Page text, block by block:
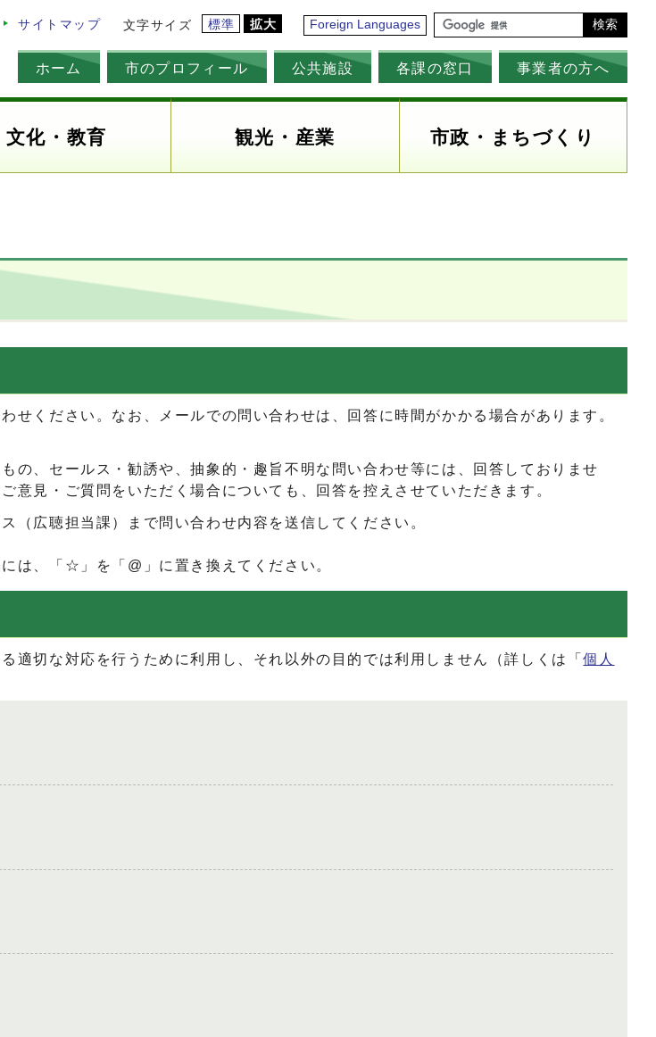
サイトマップ 文字サイズ 標準 拡大 Foreign Languages 検索
ホーム 市のプロフィール 公共施設 各課の窓口 事業者の方へ
文化・教育 観光・産業 市政・まちづくり
ください。なお、メールでの問い合わせは、回答に時間がかかる場合があります。
の、セールス・勧誘や、抽象的・趣旨不明な問い合わせ等には、回答しておりませ
見・ご質問をいただく場合についても、回答を控えさせていただきます。
（広聴担当課）まで問い合わせ内容を送信してください。
は、「☆」を「@」に置き換えてください。
適切な対応を行うために利用し、それ以外の目的では利用しません（詳しくは「個人